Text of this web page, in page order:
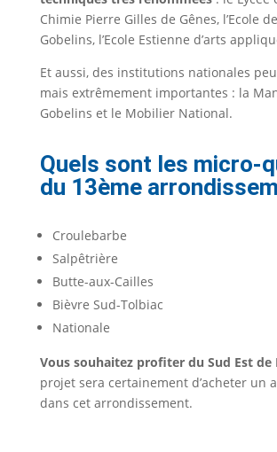
Chimie Pierre Gilles de Gênes, l’Ecole
Gobelins, l’Ecole Estienne d’arts
Et aussi, des institutions nationales
mais extrêmement importantes : la
Gobelins et le Mobilier National.
Quels sont les micro-
du 13ème
Croulebarbe
Salpêtrière
Butte-aux-Cailles
Bièvre Sud-Tolbiac
Nationale
Vous souhaitez profiter du Sud Est de
projet sera certainement d’acheter un
dans cet arrondissement.